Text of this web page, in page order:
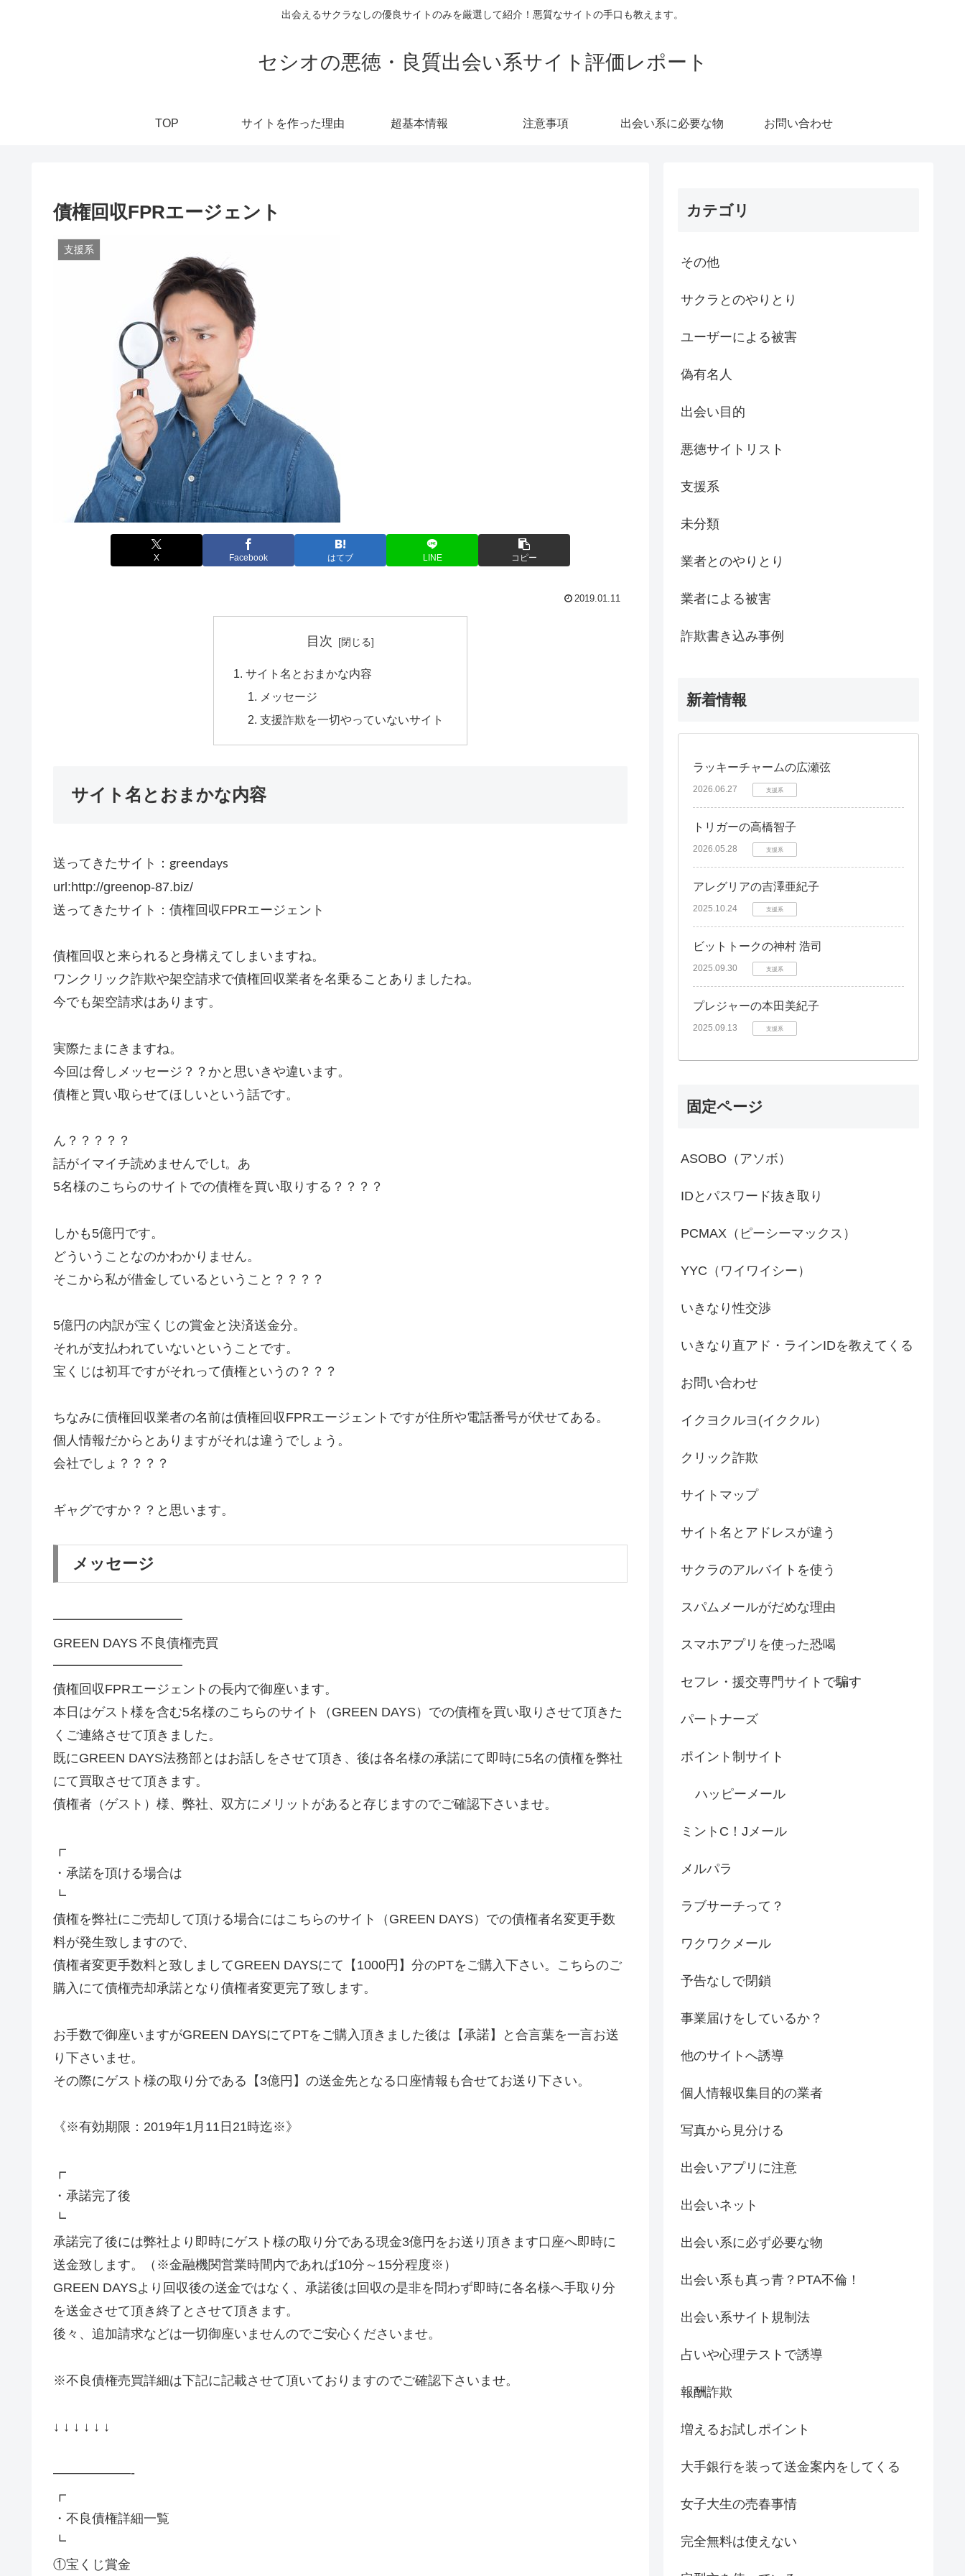
出会えるサクラなしの優良サイトのみを厳選して紹介！悪質なサイトの手口も教えます。
セシオの悪徳・良質出会い系サイト評価レポート
TOP サイトを作った理由 超基本情報 注意事項 出会い系に必要な物 お問い合わせ
債権回収FPRエージェント
支援系
X Facebook はてブ LINE コピー
2019.01.11
目次
サイト名とおまかな内容
メッセージ
支援詐欺を一切やっていないサイト
サイト名とおまかな内容
送ってきたサイト： greendays
url:http://greenop-87.biz/
送ってきたサイト：債権回収FPRエージェント
債権回収と来られると身構えてしまいますね。
ワンクリック詐欺や架空請求で債権回収業者を名乗ることありましたね。
今でも架空請求はあります。
実際たまにきますね。
今回は脅しメッセージ？？かと思いきや違います。
債権と買い取らせてほしいという話です。
ん？？？？？
話がイマイチ読めませんでしt。あ
5名様のこちらのサイトでの債権を買い取りする？？？？
しかも5億円です。
どういうことなのかわかりません。
そこから私が借金しているということ？？？？
5億円の内訳が宝くじの賞金と決済送金分。
それが支払われていないということです。
宝くじは初耳ですがそれって債権というの？？？
ちなみに債権回収業者の名前は債権回収FPRエージェントですが住所や電話番号が伏せてある。
個人情報だからとありますがそれは違うでしょう。
会社でしょ？？？？
ギャグですか？？と思います。
メッセージ
━━━━━━━━━━
GREEN DAYS 不良債権売買
━━━━━━━━━━
債権回収FPRエージェントの長内で御座います。
本日はゲスト様を含む5名様のこちらのサイト（GREEN DAYS）での債権を買い取りさせて頂きた
くご連絡させて頂きました。
既にGREEN DAYS法務部とはお話しをさせて頂き、後は各名様の承諾にて即時に5名の債権を弊社
にて買取させて頂きます。
債権者（ゲスト）様、弊社、双方にメリットがあると存じますのでご確認下さいませ。
┏
・承諾を頂ける場合は
┗
債権を弊社にご売却して頂ける場合にはこちらのサイト（GREEN DAYS）での債権者名変更手数
料が発生致しますので、
債権者変更手数料と致しましてGREEN DAYSにて【1000円】分のPTをご購入下さい。こちらのご
購入にて債権売却承諾となり債権者変更完了致します。
お手数で御座いますがGREEN DAYSにてPTをご購入頂きました後は【承諾】と合言葉を一言お送
り下さいませ。
その際にゲスト様の取り分である【3億円】の送金先となる口座情報も合せてお送り下さい。
《※有効期限：2019年1月11日21時迄※》
┏
・承諾完了後
┗
承諾完了後には弊社より即時にゲスト様の取り分である現金3億円をお送り頂きます口座へ即時に
送金致します。（※金融機関営業時間内であれば10分～15分程度※）
GREEN DAYSより回収後の送金ではなく、承諾後は回収の是非を問わず即時に各名様へ手取り分
を送金させて頂き終了とさせて頂きます。
後々、追加請求などは一切御座いませんのでご安心くださいませ。
※不良債権売買詳細は下記に記載させて頂いておりますのでご確認下さいませ。
↓ ↓ ↓ ↓ ↓ ↓
——————-
┏
・不良債権詳細一覧
┗
①宝くじ賞金
カテゴリ
その他
サクラとのやりとり
ユーザーによる被害
偽有名人
出会い目的
悪徳サイトリスト
支援系
未分類
業者とのやりとり
業者による被害
詐欺書き込み事例
新着情報
ラッキーチャームの広瀬弦
2026.06.27 支援系
トリガーの高橋智子
2026.05.28 支援系
アレグリアの吉澤亜紀子
2025.10.24 支援系
ビットトークの神村 浩司
2025.09.30 支援系
プレジャーの本田美紀子
2025.09.13 支援系
固定ページ
ASOBO（アソボ）
IDとパスワード抜き取り
PCMAX（ピーシーマックス）
YYC（ワイワイシー）
いきなり性交渉
いきなり直アド・ラインIDを教えてくる
お問い合わせ
イクヨクルヨ(イククル）
クリック詐欺
サイトマップ
サイト名とアドレスが違う
サクラのアルバイトを使う
スパムメールがだめな理由
スマホアプリを使った恐喝
セフレ・援交専門サイトで騙す
パートナーズ
ポイント制サイト
ハッピーメール
ミントC！Jメール
メルパラ
ラブサーチって？
ワクワクメール
予告なしで閉鎖
事業届けをしているか？
他のサイトへ誘導
個人情報収集目的の業者
写真から見分ける
出会いアプリに注意
出会いネット
出会い系に必ず必要な物
出会い系も真っ青？PTA不倫！
出会い系サイト規制法
占いや心理テストで誘導
報酬詐欺
増えるお試しポイント
大手銀行を装って送金案内をしてくる
女子大生の売春事情
完全無料は使えない